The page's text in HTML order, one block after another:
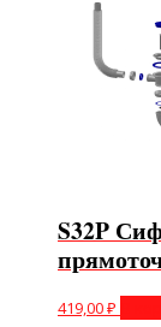
S32P
419,00₽